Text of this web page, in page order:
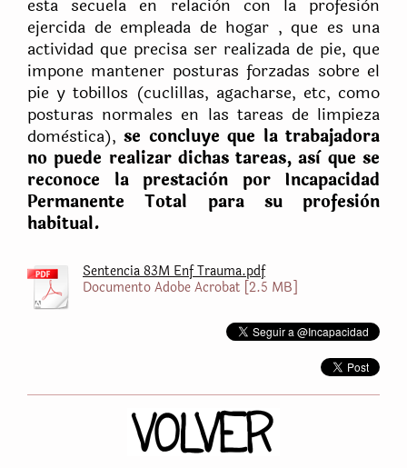
esta secuela en relaciòn con la profesiòn
ejercida de empleada de hogar , que es una
actividad que precisa ser realizada de pie, que
impone mantener posturas forzadas sobre el
pie y tobillos (cuclillas, agacharse, etc, como
posturas normales en las tareas de limpieza
domèstica),se concluye que la trabajadora
no puede realizar dichas tareas, asì que se
reconoce la prestaciòn por Incapacidad
Permanente Total para su profesiòn
habitual.
Sentencia 83M Enf Trauma.pdf
Documento Adobe Acrobat [2.5 MB]